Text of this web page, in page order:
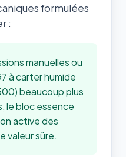
formulées
:
manuelles ou
à carter humide
beaucoup plus
le bloc essence
active des
valeur sûre.